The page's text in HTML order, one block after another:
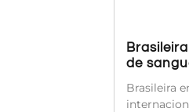
de
Brasileira